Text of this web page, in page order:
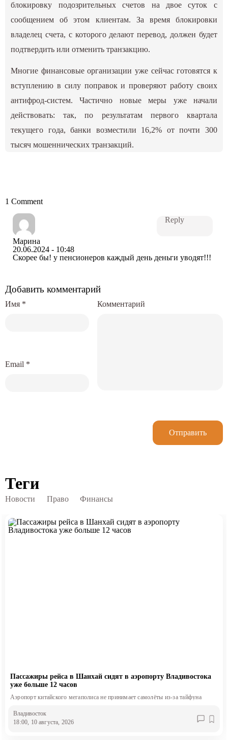
блокировку подозрительных счетов на двое суток с
сообщением об этом клиентам. За время блокировки
владелец счета, с которого делают перевод, должен будет
подтвердить или отменить транзакцию.
Многие финансовые организации уже сейчас готовятся к
вступлению в силу поправок и проверяют работу своих
антифрод-систем. Частично новые меры уже начали
действовать: так, по результатам первого квартала
текущего года, банки возместили 16,2% от почти 300
тысяч мошеннических транзакций.
1 Comment
Марина
20.06.2024 - 10:48
Скорее бы! у пенсионеров каждый день деньги уводят!!!
Reply
Добавить комментарий
Комментарий
Имя *
Email *
Отправить
Теги
Новости Право Финансы
Пассажиры рейса в Шанхай сидят в аэропорту Владивостока
уже больше 12 часов
Аэропорт китайского мегаполиса не принимает самолёты из-за тайфуна
Владивосток
18:00, 10 августа, 2026